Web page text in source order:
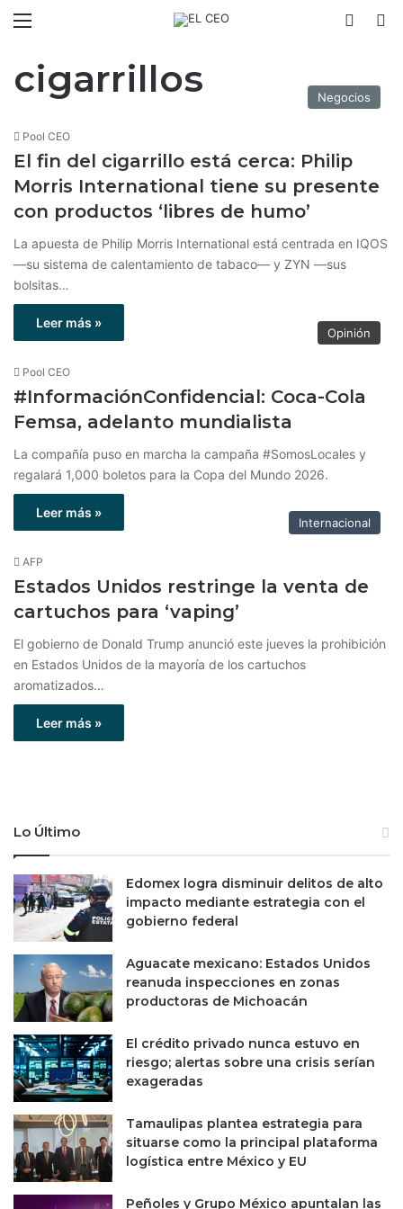
cigarrillos Negocios
Pool CEO
El fin del cigarrillo está cerca: Philip
Morris International tiene su presente
con productos ‘libres de humo’
La apuesta de Philip Morris International está centrada en IQOS
—su sistema de calentamiento de tabaco— y ZYN —sus
bolsitas…
Leer más »
Opinión
Pool CEO
#InformaciónConfidencial: Coca-Cola
Femsa, adelanto mundialista
La compañía puso en marcha la campaña #SomosLocales y
regalará 1,000 boletos para la Copa del Mundo 2026.
Leer más »
Internacional
AFP
Estados Unidos restringe la venta de
cartuchos para ‘vaping’
El gobierno de Donald Trump anunció este jueves la prohibición
en Estados Unidos de la mayoría de los cartuchos
aromatizados…
Leer más »
Lo Último
Edomex logra disminuir delitos de alto
impacto mediante estrategia con el
gobierno federal
Aguacate mexicano: Estados Unidos
reanuda inspecciones en zonas
productoras de Michoacán
El crédito privado nunca estuvo en
riesgo; alertas sobre una crisis serían
exageradas
Tamaulipas plantea estrategia para
situarse como la principal plataforma
logística entre México y EU
Peñoles y Grupo México apuntalan las